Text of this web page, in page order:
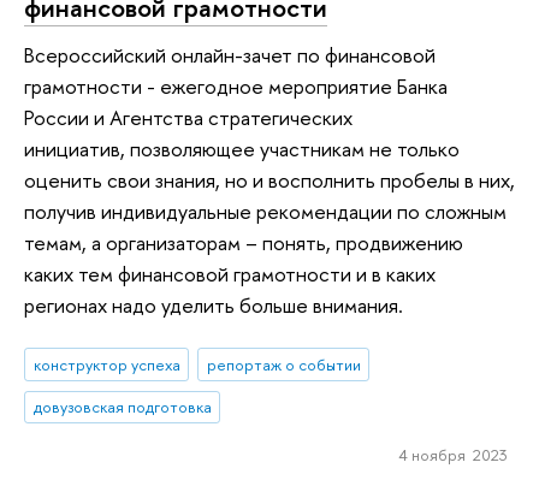
Всероссийский онлайн-зачет по финансовой
грамотности - ежегодное мероприятие Банка
России и Агентства стратегических
инициатив, позволяющее участникам не только
оценить свои знания, но и восполнить пробелы в них,
получив индивидуальные рекомендации по сложным
темам, а организаторам – понять, продвижению
каких тем финансовой грамотности и в каких
регионах надо уделить больше внимания.
конструктор успеха
репортаж о событии
довузовская подготовка
4 ноября 2023